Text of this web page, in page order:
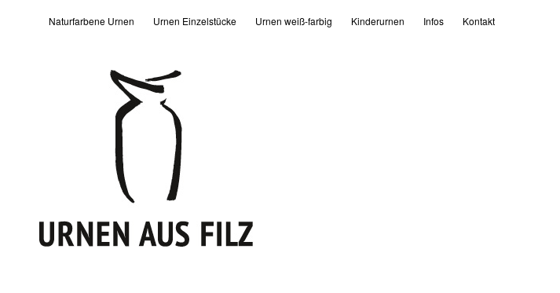
Naturfarbene Urnen Urnen Einzelstücke Urnen weiß-farbig Kinderurnen Infos Kontakt